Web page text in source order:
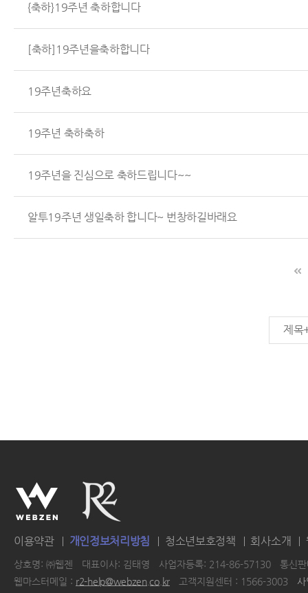
{축하}19주년 축하합니다
[축하]19주년을축하합니다
19주년축하요
19주년 축하축하
19주년을 진심으로 축하드립니다~~
알투19주년 생일축하 합니다~ 번창하길바래요
제목
이용약관 개인정보처리방침 청소년보호정책 회사소개
상호명: ㈜웹젠 대표이사: 김태영 사업자등록: 214-86-57130
통신
웹마스터메일 : r2-help@webzen.co.kr 고객지원센터 : 1566-3003